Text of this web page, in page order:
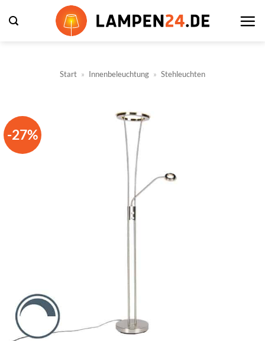
Inhalt
Start » Innenbeleuchtung » Stehleuchten
-27%